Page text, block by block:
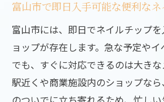
初めてのネイルチップ体
訣
魚津市で人気のデザインをチ
ップで気軽に個性を演出
魚津市で流行中のネイル
富山市で即日入手可能な便利な
富山市には、即日でネイルチップ
ョップが存在します。急な予定や
でも、すぐに対応できるのは大き
駅近くや商業施設内のショップな